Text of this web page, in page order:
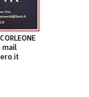
mail